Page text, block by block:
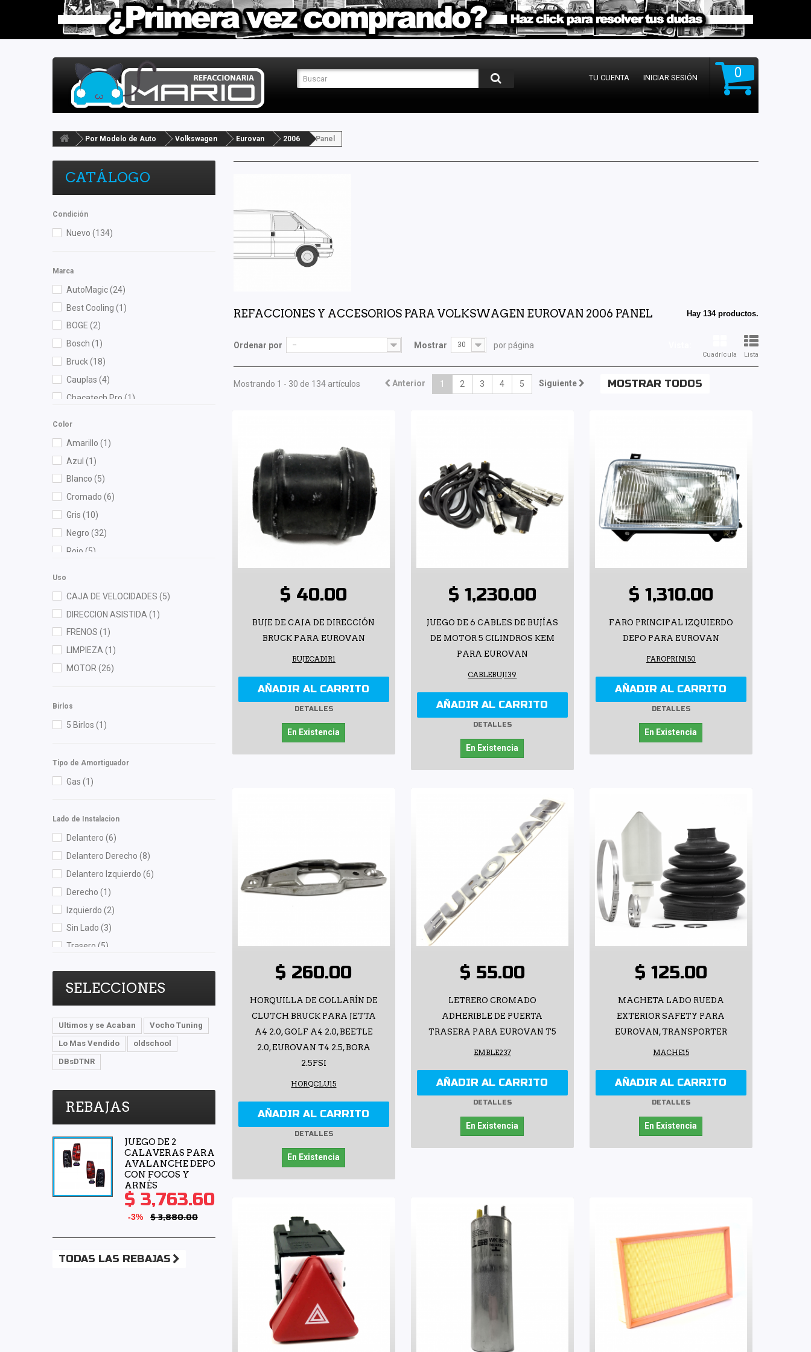
0
TU CUENTA INICIAR SESIÓN
Por Modelo de Auto Volkswagen Eurovan 2006 Panel
CATÁLOGO
Condición
Nuevo (134)
Marca
AutoMagic(24)
Best Cooling (1)
BOGE (2)
Bosch (1)
Bruck(18)
Cauplas (4)
Chacatech Pro (1)
Injetech(1)
ISAKA(1)
KEM(1)
M Series(2)
Mann Filter(2)
Mirsa Mikas Infante Ruiz
OEP(2)
Purolator (1)
RACE (1)
Yokomitsu(5)
Color
Amarillo (1)
Azul (1)
Blanco (5)
Cromado (6)
Gris (10)
Negro (32)
Rojo (5)
Uso
CAJA DE VELOCIDADES (5)
DIRECCION ASISTIDA (1)
FRENOS (1)
LIMPIEZA (1)
MOTOR (26)
Birlos
5 Birlos (1)
Tipo de Amortiguador
Gas (1)
Lado de Instalacion
Delantero (6)
Delantero Derecho (8)
Delantero Izquierdo (6)
Derecho (1)
Izquierdo (2)
Sin Lado (3)
Trasero (5)
Trasero Izquierdo (4)
SELECCIONES
Ultimos y se Acaban
Vocho Tuning
Lo Mas Vendido
oldschool
DBsDTNR
REBAJAS
JUEGO DE 2
CALAVERAS PARA
AVALANCHE DEPO
CON FOCOS Y
ARNÉS
$ 3,763.60
-3% $ 3,880.00
TODAS LAS REBAJAS
REFACCIONES Y ACCESORIOS PARA VOLKSWAGEN EUROVAN 2006 PANEL Hay 134 productos.
Cuadrícula Lista
Ordenar por -- Mostrar 30 por página
MOSTRAR TODOS
Anterior 1 2 3 4 5 Siguiente
Mostrando 1 - 30 de 134 artículos
$ 40.00
BUJE DE CAJA DE DIRECCIÓN
BRUCK PARA EUROVAN
BUJECADIR1
AÑADIR AL CARRITO
DETALLES
En Existencia
$ 1,230.00
JUEGO DE 6 CABLES DE BUJÍAS
DE MOTOR 5 CILINDROS KEM
PARA EUROVAN
CABLEBUJI39
AÑADIR AL CARRITO
DETALLES
En Existencia
$ 1,310.00
FARO PRINCIPAL IZQUIERDO
DEPO PARA EUROVAN
FAROPRIN150
AÑADIR AL CARRITO
DETALLES
En Existencia
$ 260.00
HORQUILLA DE COLLARÍN DE
CLUTCH BRUCK PARA JETTA
A4 2.0, GOLF A4 2.0, BEETLE
2.0, EUROVAN T4 2.5, BORA
2.5FSI
HORQCLU15
AÑADIR AL CARRITO
DETALLES
En Existencia
$ 55.00
LETRERO CROMADO
ADHERIBLE DE PUERTA
TRASERA PARA EUROVAN T5
EMBLE237
AÑADIR AL CARRITO
DETALLES
En Existencia
$ 125.00
MACHETA LADO RUEDA
EXTERIOR SAFETY PARA
EUROVAN, TRANSPORTER
MACHE15
AÑADIR AL CARRITO
DETALLES
En Existencia